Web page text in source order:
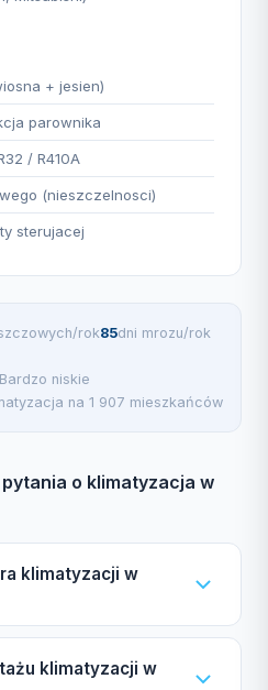
+ jesien)
parownika
/ R410A
(nieszczelnosci)
sterujacej
rok85dni mrozu/rok
Bardzo niskie
na 1 907 mieszkańców
o klimatyzacja w
klimatyzacji w
w Głogówku,
F-gazowy UDT,
klimatyzacji w